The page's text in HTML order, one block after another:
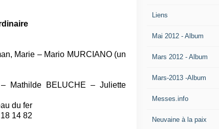
Marie – Mario MURCIANO (un
Mathilde BELUCHE – Juliette
du fer
14 82
Liens
Mai 2012 - Album
Mars 2012 - Album
Mars-2013 -Album
Messes.info
Neuvaine à la paix